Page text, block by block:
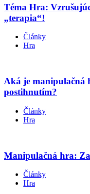
Téma Hra:
„terapia“!
Články
Hra
Aká je manipulačná
postihnutím?
Články
Hra
Manipulačná hra:
Články
Hra